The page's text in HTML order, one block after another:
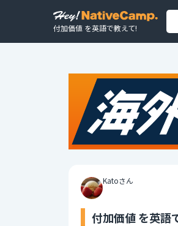
付加価値 を英語で教えて!
Katoさん
付加価値 を英語